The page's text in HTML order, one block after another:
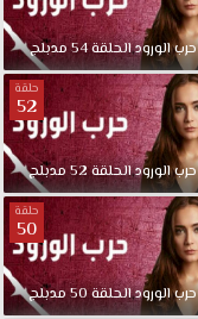
حربالورودالحلقة54مدبلج
حلقة
52
حربالورودالحلقة52مدبلج
حلقة
50
حربالورودالحلقة50مدبلج